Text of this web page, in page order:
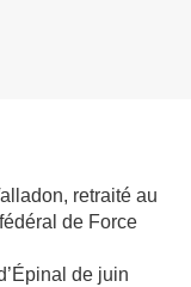
retraité au
de Force
de juin